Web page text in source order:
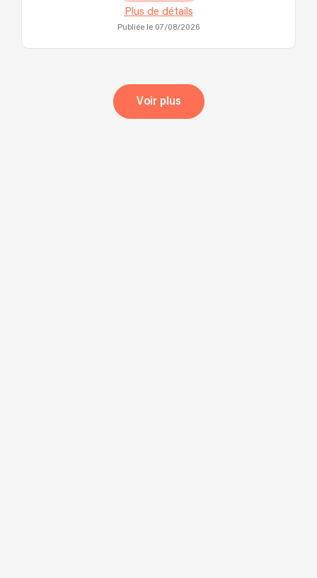
Plus de détails
Publiée le 07/08/2026
Voir plus